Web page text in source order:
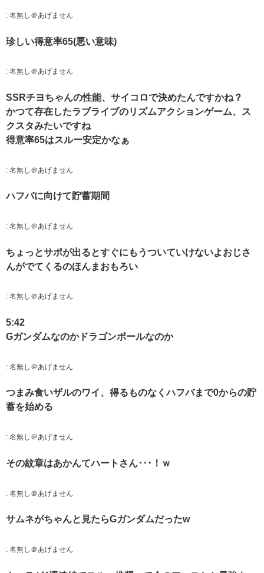
: 名無し＠あげません
珍しい得意率65(悪い意味)
: 名無し＠あげません
SSRチヨちゃんの性能、サイコロで決めたんですかね？
かつて存在したラブライブのリズムアクションゲーム、ス
クスタみたいですね
得意率65はスルー安定かなぁ
: 名無し＠あげません
ハフバに向けて貯蓄期間
: 名無し＠あげません
ちょっとサポが出るとすぐにもうついていけないよおじさ
んがでてくるのほんまおもろい
: 名無し＠あげません
5:42
Gガンダムなのかドラゴンボールなのか
: 名無し＠あげません
つまみ食いザルのワイ、得るものなくハフバまで0からの貯
蓄を始める
: 名無し＠あげません
その紋章はあかんてハートさん･･･！ｗ
: 名無し＠あげません
サムネがちゃんと見たらGガンダムだったw
: 名無し＠あげません